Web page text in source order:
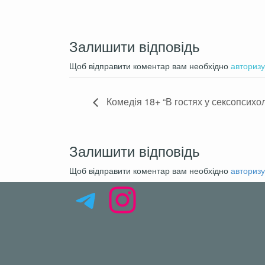
Не нормативная лексика:
Сцены насилия: Присутствуют
Эротические сцены:
На русском языке
После начала спектакля
Пьяные, неадекватные
Залишити відповідь
Щоб відправити коментар вам необхідно
Комедія 18+ “В гостях у
Залишити відповідь
Щоб відправити коментар вам необхідно
Telegram
Instagram